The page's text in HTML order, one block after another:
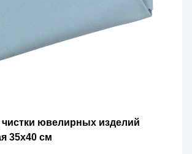
ювелирных изделий
35х40 см